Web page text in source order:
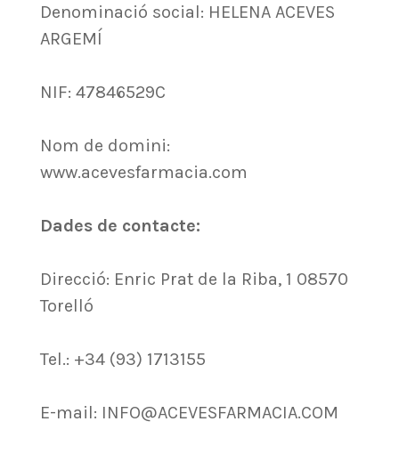
Denominació social: HELENA ACEVES
ARGEMÍ
NIF: 47846529C
Nom de domini:
www.acevesfarmacia.com
Dades de contacte:
Direcció: Enric Prat de la Riba, 1 08570
Torelló
Tel.: +34 (93) 1713155
E-mail: INFO@ACEVESFARMACIA.COM